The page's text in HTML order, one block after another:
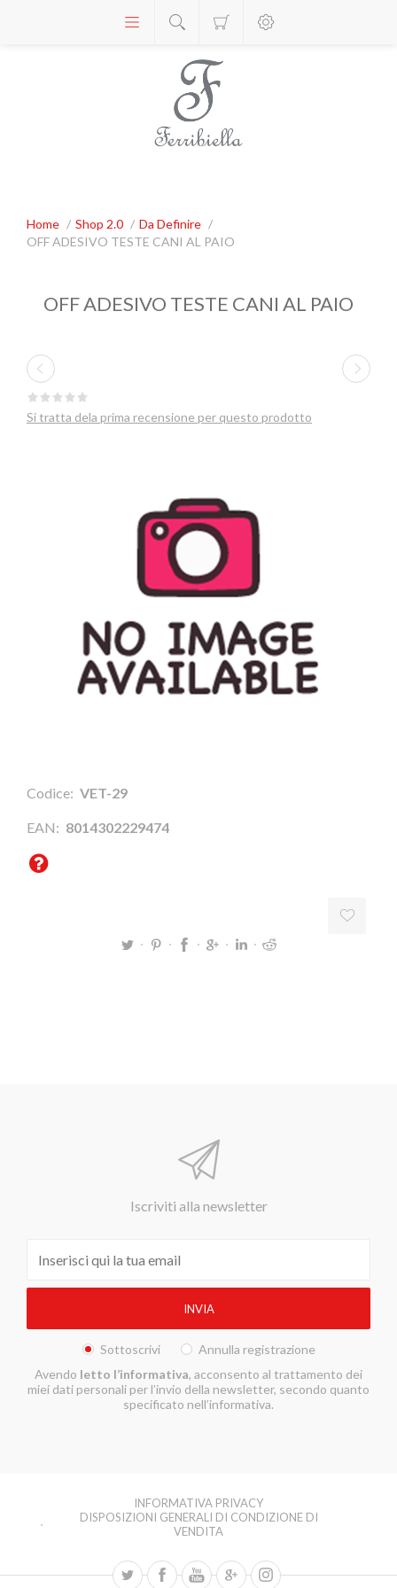
Home / Shop 2.0 / Da Definire /
OFF ADESIVO TESTE CANI AL PAIO
OFF ADESIVO TESTE CANI AL PAIO
Si tratta dela prima recensione per questo prodotto
Codice: VET-29
EAN: 8014302229474
Iscriviti alla newsletter
Sottoscrivi
Annulla registrazione
Avendo letto l’informativa, acconsento al trattamento dei
miei dati personali per l’invio della newsletter, secondo quanto
specificato nell’informativa.
INFORMATIVA PRIVACY
DISPOSIZIONI GENERALI DI CONDIZIONE DI
VENDITA